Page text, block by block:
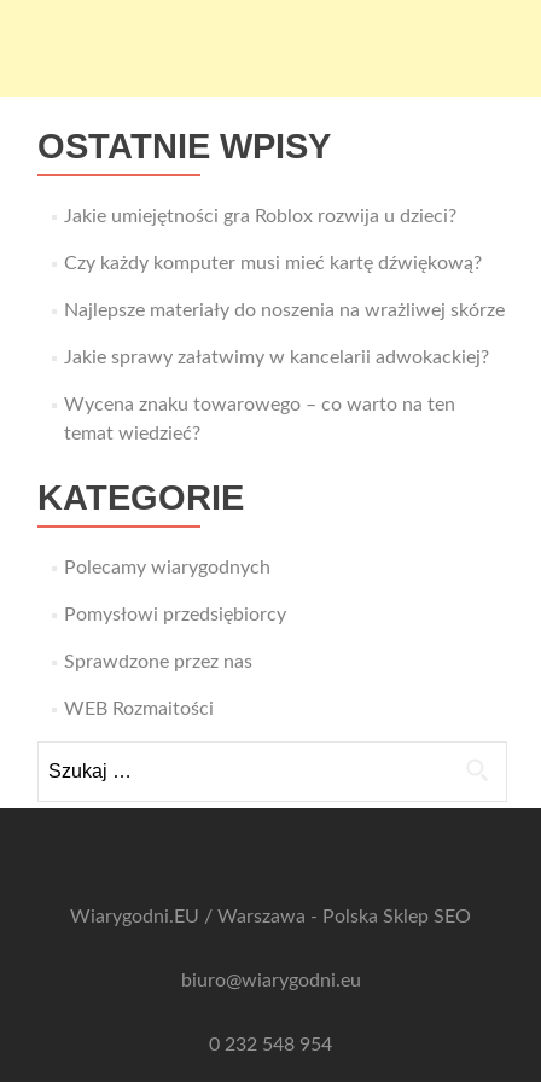
OSTATNIE WPISY
Jakie umiejętności gra Roblox rozwija u dzieci?
Czy każdy komputer musi mieć kartę dźwiękową?
Najlepsze materiały do noszenia na wrażliwej skórze
Jakie sprawy załatwimy w kancelarii adwokackiej?
Wycena znaku towarowego – co warto na ten
temat wiedzieć?
KATEGORIE
Polecamy wiarygodnych
Pomysłowi przedsiębiorcy
Sprawdzone przez nas
WEB Rozmaitości
Wiarygodni.EU / Warszawa - Polska Sklep SEO
biuro@wiarygodni.eu
0 232 548 954